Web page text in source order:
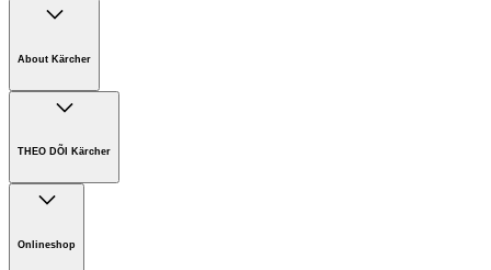
About Kärcher
Công ty Karcher
Tuyển dụng
Phát triển bền vững
Chính sách bảo hành các sản phẩm
THEO DÕI Kärcher
Onlineshop